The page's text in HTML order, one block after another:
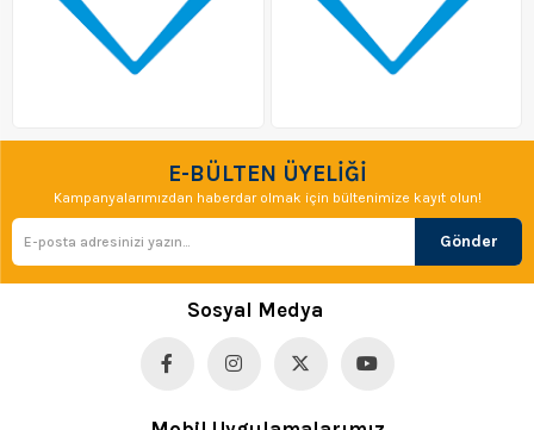
E-BÜLTEN ÜYELİĞİ
Kampanyalarımızdan haberdar olmak için bültenimize kayıt olun!
Gönder
Sosyal Medya